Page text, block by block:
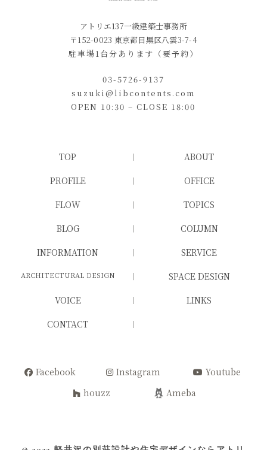
アトリエ137一級建築士事務所
〒152-0023 東京都目黒区八雲3-7-4
駐車場1台分あります（要予約）
03-5726-9137
suzuki@libcontents.com
OPEN 10:30 – CLOSE 18:00
TOP
ABOUT
PROFILE
OFFICE
FLOW
TOPICS
BLOG
COLUMN
INFORMATION
SERVICE
ARCHITECTURAL DESIGN
SPACE DESIGN
VOICE
LINKS
CONTACT
Facebook Instagram
Youtube
houzz
Ameba